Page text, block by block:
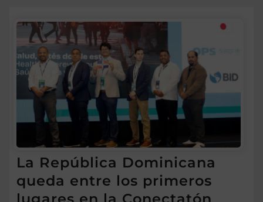
La República Dominicana
queda entre los primeros
lugares en la Conectatón